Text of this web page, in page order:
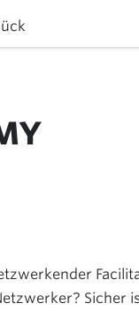
Sicher